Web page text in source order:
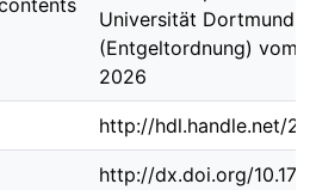
Universität Dortmund
(Entgeltordnung) vom
2026
http://hdl.handle.net/
http://dx.doi.org/